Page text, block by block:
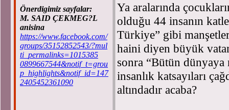
Önerdigimiz sayfalar:
M. SAID ÇEKMEG?L
anisina
https://www.facebook.com/
groups/35152852543/?mul
ti_permalinks=1015385
0899667544&notif_t=grou
p_highlights&notif_id=147
2405452361090
Ya aralarında
olduğu 44 insanın
Türkiye” gibi
haini diyen büyük
sonra “Bütün
insanlık katsayıları
altındadır acaba?